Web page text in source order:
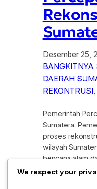
Desember 25,
BANGKITNYA
DAERAH
REKONTRUSI,
Pemerintah
Sumatera.
proses
wilayah
bencana alam
infrastruktur.
We respect your